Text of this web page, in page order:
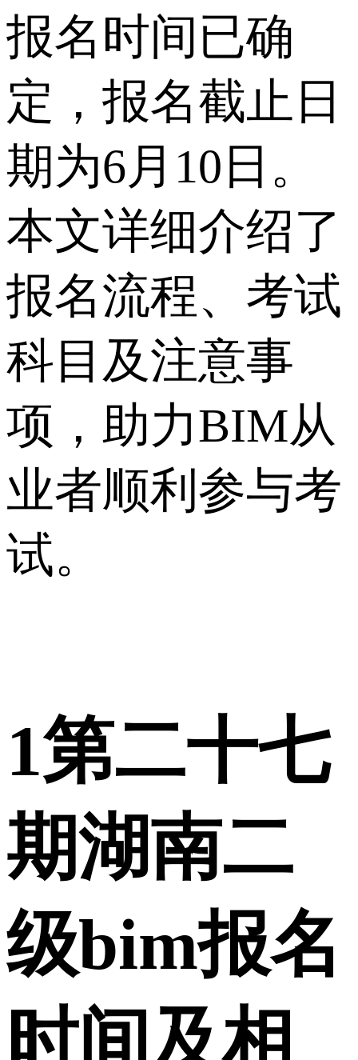
报名时间已确
定，报名截止日
期为6月10日。
本文详细介绍了
报名流程、考试
科目及注意事
项，助力BIM从
业者顺利参与考
试。
1第二十七
期湖南二
级bim报名
时间及相